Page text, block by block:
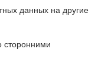
данных на другие
сторонними